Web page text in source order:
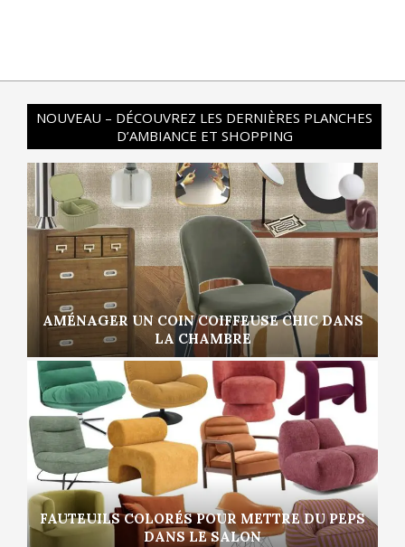
NOUVEAU – DÉCOUVREZ LES DERNIÈRES PLANCHES
D’AMBIANCE ET SHOPPING
AMÉNAGER UN COIN COIFFEUSE CHIC DANS
LA CHAMBRE
FAUTEUILS COLORÉS POUR METTRE DU PEPS
DANS LE SALON